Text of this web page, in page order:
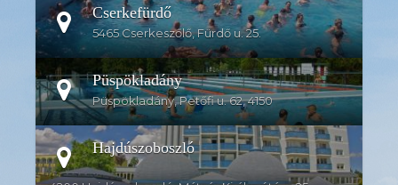
Cserkefürdő
5465 Cserkeszőlő, Fürdő u. 25.
Püspökladány
Püspökladány, Petőfi u. 62, 4150
Hajdúszoboszló